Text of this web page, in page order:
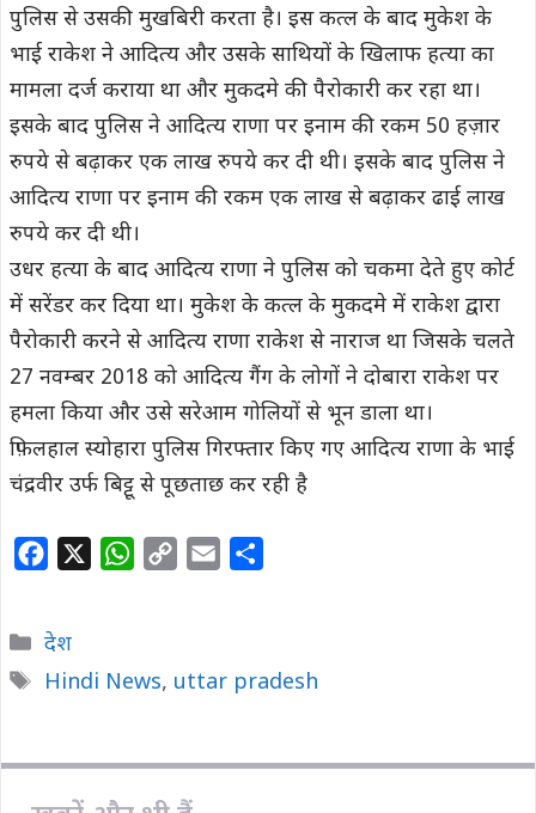
पुलिस से उसकी मुखबिरी करता है। इस कत्ल के बाद मुकेश के
भाई राकेश ने आदित्य और उसके साथियों के खिलाफ हत्या का
मामला दर्ज कराया था और मुकदमे की पैरोकारी कर रहा था।
इसके बाद पुलिस ने आदित्य राणा पर इनाम की रकम 50 हज़ार
रुपये से बढ़ाकर एक लाख रुपये कर दी थी। इसके बाद पुलिस ने
आदित्य राणा पर इनाम की रकम एक लाख से बढ़ाकर ढाई लाख
रुपये कर दी थी।
उधर हत्या के बाद आदित्य राणा ने पुलिस को चकमा देते हुए कोर्ट
में सरेंडर कर दिया था। मुकेश के कत्ल के मुकदमे में राकेश द्वारा
पैरोकारी करने से आदित्य राणा राकेश से नाराज था जिसके चलते
27 नवम्बर 2018 को आदित्य गैंग के लोगों ने दोबारा राकेश पर
हमला किया और उसे सरेआम गोलियों से भून डाला था।
फ़िलहाल स्योहारा पुलिस गिरफ्तार किए गए आदित्य राणा के भाई
चंद्रवीर उर्फ बिट्टू से पूछताछ कर रही है
e
b
W
s
L
l
e
Categories
देश
Tags
Hindi News, uttar pradesh